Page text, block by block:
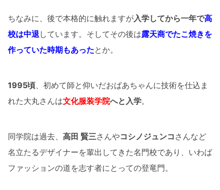
ちなみに、後で本格的に触れますが入学してから一年で高
校は中退 しています。そしてその後は露天商でたこ焼きを
作っていた時期もあったとか。
1995頃 、初めて師と仰いだおばあちゃんに技術を仕込ま
れた大丸さんは文化服装学院へと入学。
同学院は過去、 高田 賢三さんやコシノジュンコ さんなど
名立たるデザイナーを輩出してきた名門校であり、いわば
ファッションの道を志す者にとっての登竜門。